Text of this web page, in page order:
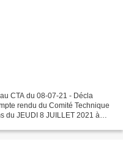
CTA du 08-07-21 - Décla
rendu du Comité Technique
du JEUDI 8 JUILLET 2021 à